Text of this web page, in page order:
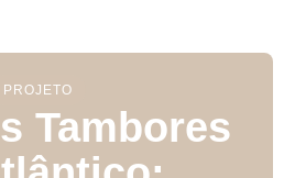
PROJETO
Tambores